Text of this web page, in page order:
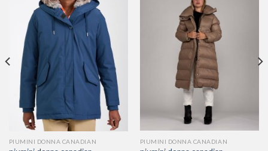
PIUMINI DONNA CANADIAN PIUMINI DONNA CANADIAN